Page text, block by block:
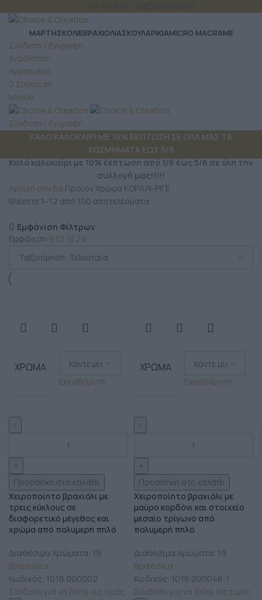
ΜΆΡΤΗΣΚΟΛΙΕΒΡΑΧΙΟΛΙΑΣΚΟΥΛΑΡΙΚΙΑMICRO MACRAME
Σύνδεση / Εγγραφή
Αναζήτηση
Αγαπημένα
0 Σύγκριση
Μενού
Σύνδεση / Εγγραφή
ΚΑΛΟ ΚΑΛΟΚΑΙΡΙ ΜΕ 10% ΕΚΠΤΩΣΗ ΣΕ ΟΛΑ ΜΑΣ ΤΑ
ΚΟΣΜΗΜΑΤΑ ΕΩΣ 5/6
Καλό καλοκαίρι με 10% έκπτωση από 1/6 έως 5/6 σε όλη την
συλλογή μας!!!!!
Αρχική σελίδα Προϊόν Χρώμα ΚΟΡΑΛΙ-ΡΙΓΕ
Βλέπετε 1–12 από 100 αποτελέσματα
Εμφάνιση Φίλτρων
Εμφάνιση 9 12 18 24
ΧΡΏΜΑ
Εκκαθάριση
Προσθήκη στο καλάθι
Χειροποίητο βραχιόλι με
τρεις κύκλους σε
διαφορετικό μέγεθος και
χρώμα από πολυμερή πηλό
Διαθέσιμα Χρώματα: 19
Βραχιόλια
Κωδικός: 10.16.000002
Σύνδεση για να δείτε τις τιμές
ΧΡΏΜΑ
Εκκαθάριση
Προσθήκη στο καλάθι
Χειροποίητο βραχιόλι με
μαύρο κορδόνι και στοιχείο
μεσαίο τρίγωνο από
πολυμερή πηλό
Διαθέσιμα Χρώματα: 19
Βραχιόλια
Κωδικός: 10.16.200048-1
Σύνδεση για να δείτε τις τιμές